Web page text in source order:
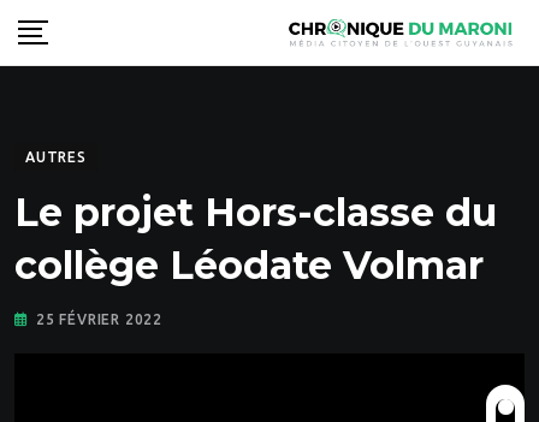
Skip
to
AUTRES
Le projet Hors-classe du
collège Léodate Volmar
25 FÉVRIER 2022